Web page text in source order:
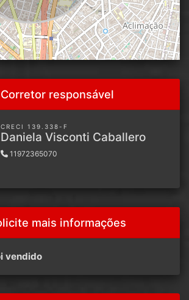
Corretor responsável
CRECI 139.338-F
Daniela Visconti Caballero
11972365070
mais informações
vendido